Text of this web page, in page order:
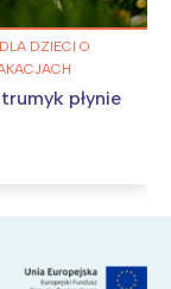
DZIECI O
płynie